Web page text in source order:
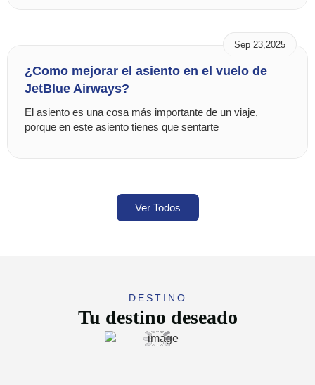
Sep 23,2025
¿Como mejorar el asiento en el vuelo de
JetBlue Airways?
El asiento es una cosa más importante de un viaje,
porque en este asiento tienes que sentarte
Ver Todos
DESTINO
Tu destino deseado